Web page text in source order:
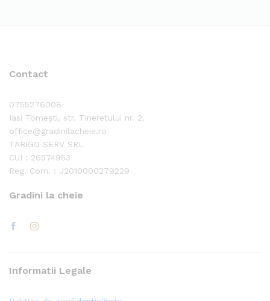
Contact
0755276008
Iasi Tomești, str. Tineretului nr. 2.
office@gradinilacheie.ro
TARIGO SERV SRL
CUI : 26574953
Reg. Com. : J2010000279229
Gradini la cheie
Informatii Legale